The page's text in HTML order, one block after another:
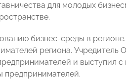
для молодых
бизнес‑среды в
региона. Учредитель
и выступил
предпринимателей.